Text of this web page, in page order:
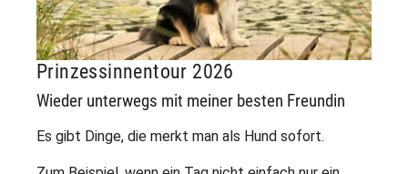
Prinzessinnentour 2026
Wieder unterwegs mit meiner besten Freundin
Es gibt Dinge, die merkt man als Hund sofort.